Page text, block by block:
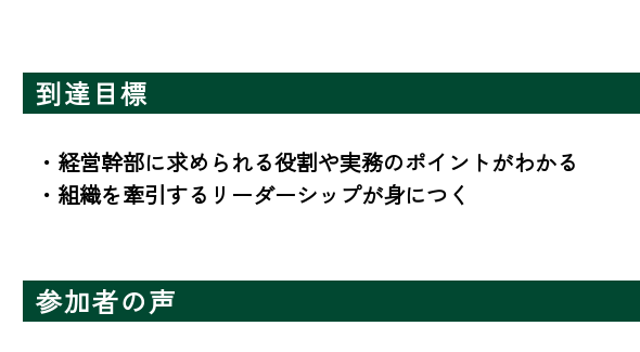
到達目標
・経営幹部に求められる役割や実務のポイントがわかる
・組織を牽引するリーダーシップが身につく
参加者の声